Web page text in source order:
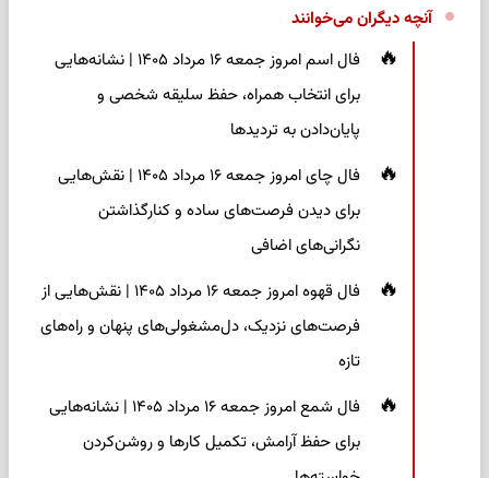
آنچه دیگران می‌خوانند
فال اسم امروز جمعه ۱۶ مرداد ۱۴۰۵ | نشانه‌هایی
برای انتخاب همراه، حفظ سلیقه شخصی و
پایان‌دادن به تردیدها
فال چای امروز جمعه ۱۶ مرداد ۱۴۰۵ | نقش‌هایی
برای دیدن فرصت‌های ساده و کنارگذاشتن
نگرانی‌های اضافی
فال قهوه امروز جمعه ۱۶ مرداد ۱۴۰۵ | نقش‌هایی از
فرصت‌های نزدیک، دل‌مشغولی‌های پنهان و راه‌های
تازه
فال شمع امروز جمعه ۱۶ مرداد ۱۴۰۵ | نشانه‌هایی
برای حفظ آرامش، تکمیل کارها و روشن‌کردن